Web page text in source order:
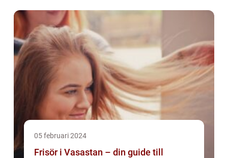
05 februari 2024
Frisör i Vasastan – din guide till